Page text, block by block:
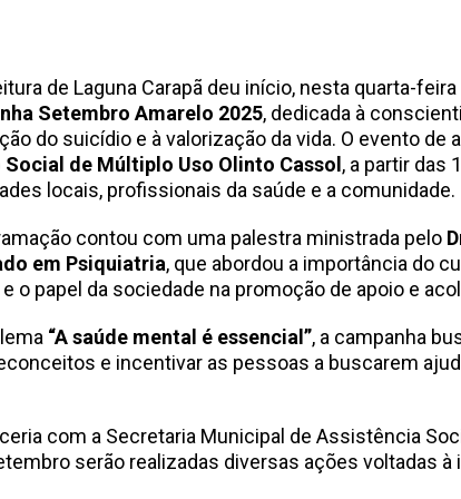
de Laguna Carapã deu início, nesta quarta-
Setembro Amarelo 2025, dedicada à
do suicídio e à valorização da vida. O evento de
Social de Múltiplo Uso Olinto Cassol, a partir das
locais, profissionais da saúde e a comunidade.
contou com uma palestra ministrada pelo
em Psiquiatria, que abordou a importância do
o papel da sociedade na promoção de apoio e
“A saúde mental é essencial”, a campanha
e incentivar as pessoas a buscarem
com a Secretaria Municipal de Assistência
serão realizadas diversas ações voltadas